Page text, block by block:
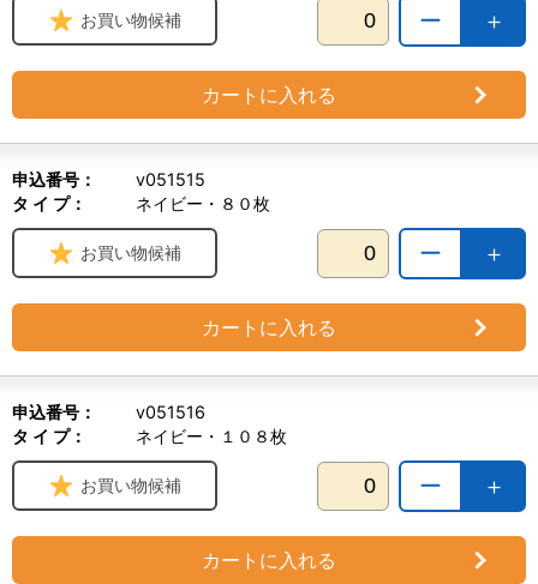
＋
ー
お買い物候補
カートに入れる
申込番号：
v051515
タ イ プ：
ネイビー・８０枚
＋
ー
お買い物候補
カートに入れる
申込番号：
v051516
タ イ プ：
ネイビー・１０８枚
＋
ー
お買い物候補
カートに入れる